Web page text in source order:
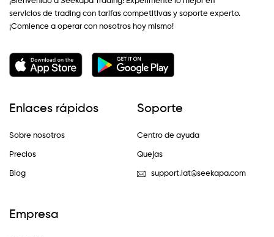
servicios de trading con tarifas competitivas y soporte experto.
¡Comience a operar con nosotros hoy mismo!
Enlaces rápidos
Sobre nosotros
Precios
Blog
Soporte
Centro de ayuda
Quejas
support.lat@seekapa.com
Empresa